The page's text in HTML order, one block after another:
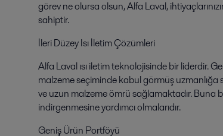
görev ne olursa olsun, Alfa Laval,
sahiptir.
İleri Düzey Isı İletim Çözümleri
Alfa Laval ısı iletim teknolojisinde bir liderdir.
malzeme seçiminde kabul görmüş
ve uzun malzeme ömrü sağlamaktadır. Buna
indirgenmesine yardımcı olmalarıdır.
Geniş Ürün Portföyü